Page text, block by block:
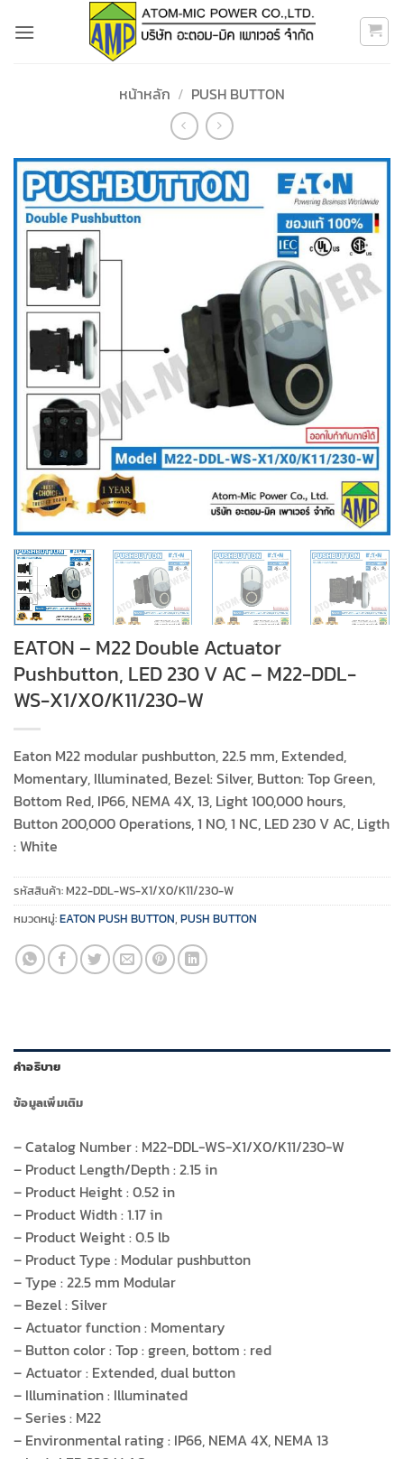
หน้าหลัก / PUSH BUTTON
EATON – M22 Double Actuator
Pushbutton, LED 230 V AC – M22-DDL-
WS-X1/X0/K11/230-W
Eaton M22 modular pushbutton, 22.5 mm, Extended,
Momentary, Illuminated, Bezel: Silver, Button: Top Green,
Bottom Red, IP66, NEMA 4X, 13, Light 100,000 hours,
Button 200,000 Operations, 1 NO, 1 NC, LED 230 V AC, Ligth
: White
รหัสสินค้า:M22-DDL-WS-X1/X0/K11/230-W
หมวดหมู่:EATON PUSH BUTTON, PUSH BUTTON
คำอธิบาย
ข้อมูลเพิ่มเติม
– Catalog Number : M22-DDL-WS-X1/X0/K11/230-W
– Product Length/Depth : 2.15 in
– Product Height : 0.52 in
– Product Width : 1.17 in
– Product Weight : 0.5 lb
– Product Type : Modular pushbutton
– Type : 22.5 mm Modular
– Bezel : Silver
– Actuator function : Momentary
– Button color : Top : green, bottom : red
– Actuator : Extended, dual button
– Illumination : Illuminated
– Series : M22
– Environmental rating : IP66, NEMA 4X, NEMA 13